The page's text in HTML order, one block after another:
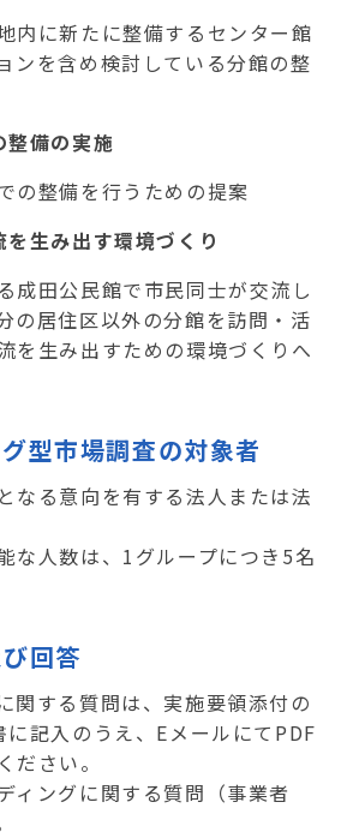
内に新たに整備するセンター館
ンを含め検討している分館の整
整備の実施
の整備を行うための提案
を生み出す環境づくり
成田公民館で市民同士が交流し
の居住区以外の分館を訪問・活
を生み出すための環境づくりへ
型市場調査の対象者
なる意向を有する法人または法
な人数は、1グループにつき5名
回答
関する質問は、実施要領添付の
に記入のうえ、EメールにてPDF
ださい。
ィングに関する質問（事業者